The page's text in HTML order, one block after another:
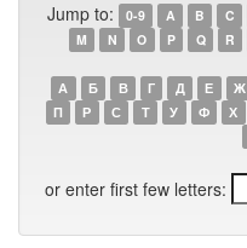
Jump to: 0-9 A B C
M
N O P Q R
А Б В Г Д Е Ж
П
Р С Т У Ф Х
or enter first few letters: